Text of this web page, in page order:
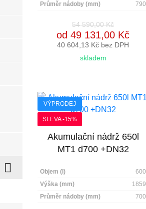
Průměr nádoby (mm)
790
54 590,00 Kč
od 49 131,00 Kč
40 604,13 Kč bez DPH
skladem
VÝPRODEJ
SLEVA -15%
Akumulační nádrž 650l
MT1 d700 +DN32
Objem (l)
600
Výška (mm)
1859
Průměr nádoby (mm)
700